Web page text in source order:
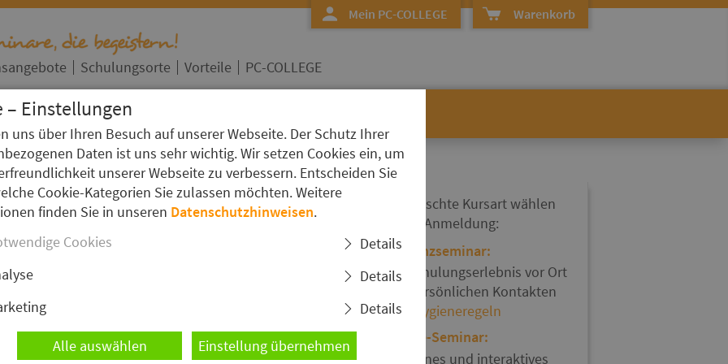
Warenkorb
Mein PC-COLLEGE
Schulungsorte Vorteile PC-COLLEGE
»Kurs Detailseite
- Kompaktkurs
- Kompaktseminar bietet erfahrenen Java-
mit JSF. Wir behandeln das
und die Integration von PrimeFaces, um
Enterprise-Web-Apps zu bauen.
Ihre gewünschte Kursart wählen
Sie bei der Anmeldung:
Präsenzseminar:
Ein Schulungserlebnis vor Ort
mit persönlichen Kontakten
und
Hygieneregeln
Online-Seminar:
Modernes und interaktives
– Einstellungen
uns über Ihren Besuch auf unserer Webseite. Der Schutz Ihrer
Daten ist uns sehr wichtig. Wir setzen Cookies ein, um
unserer Webseite zu verbessern. Entscheiden Sie
Cookie-Kategorien Sie zulassen möchten. Weitere
finden Sie in unseren Datenschutzhinweisen.
Cookies
Details
Details
Details
Alle auswählen
Einstellung übernehmen